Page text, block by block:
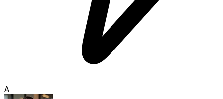
A